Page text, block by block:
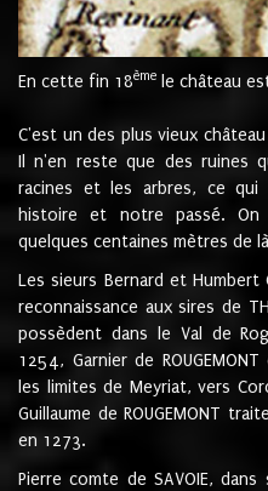
En cette fin 18ème le château
C'est un des plus vieux
Il n'en reste que des ruines
racines et les arbres, ce
histoire et notre passé.
quelques centaines mètres de
Les sieurs Bernard et Humbert
reconnaissance aux sires de
possèdent dans le Val de
1254, Garnier de
les limites de Meyriat, vers
Guillaume de ROUGEMONT
en 1273.
Pierre comte de SAVOIE,